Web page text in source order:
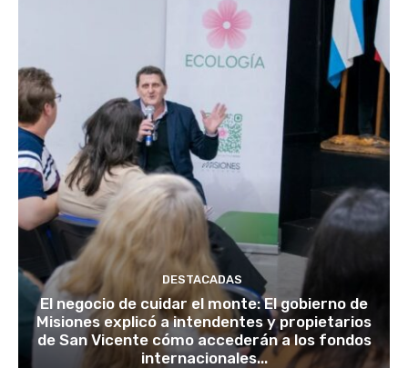
DESTACADAS
El negocio de cuidar el monte: El gobierno de
Misiones explicó a intendentes y propietarios
de San Vicente cómo accederán a los fondos
internacionales...